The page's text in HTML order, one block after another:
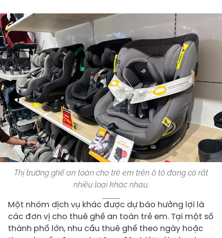
Thị trường ghế an toàn cho trẻ em trên ô tô đang có rất
nhiều loại khác nhau.
Một nhóm dịch vụ khác được dự báo hưởng lợi là
các đơn vị cho thuê ghế an toàn trẻ em. Tại một số
thành phố lớn, nhu cầu thuê ghế theo ngày hoặc